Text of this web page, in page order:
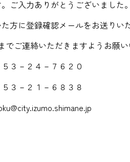
ご入力ありがとうございました。
方に登録確認メールをお送りい
ご連絡いただきますようお願い
３－２４－７６２０
３－２１－６８３８